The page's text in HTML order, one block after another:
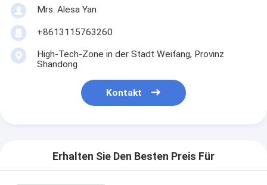
Mrs. Alesa Yan
+8613115763260
High-Tech-Zone in der Stadt Weifang, Provinz
Shandong
Kontakt
Erhalten Sie Den Besten Preis Für